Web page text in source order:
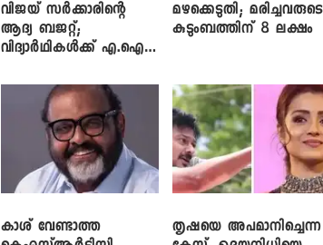
വിജയ് സർക്കാരിന്റെ
ആദ്യ ബജറ്റ്;
വിദ്യാർഥികൾക്ക് എ.ഐ
ലാപ്ടോപ്പുകളും
മഴക്കെടുതി; മരിച്ചവരുടെ
കുടുംബത്തിന് 8 ലക്ഷം
കാശ് വേണ്ടാത്ത
തൃഷയെ അപമാനിച്ചെന്ന